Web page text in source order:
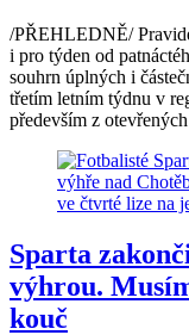
/PŘEHLEDNĚ/
i pro týden od
souhrn úplných i
třetím letním týdnu v
především z
Sparta
výhrou.
kouč